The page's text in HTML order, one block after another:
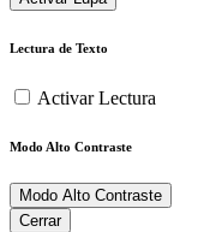
Lectura de Texto
Activar Lectura
Modo Alto Contraste
Modo Alto Contraste
Cerrar